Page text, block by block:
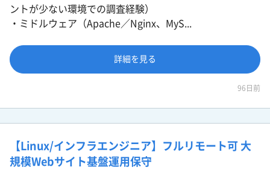
ントが少ない環境での調査経験）
・ミドルウェア（Apache／Nginx、MyS...
詳細を見る
96日前
【Linux/インフラエンジニア】フルリモート可 大
規模Webサイト基盤運用保守